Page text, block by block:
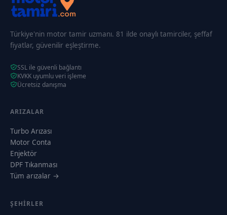
Türkiye'nin motor tamir uzmanı. 81 ilde onaylı tamirciler, şeffaf
fiyatlar, güvenilir eşleştirme.
SSL ile güvenli bağlantı
KVKK uyumlu veri işleme
Ücretsiz danışma
ARIZALAR
Turbo Arızası
Motor Conta
Enjektör
DPF Tıkanması
Tüm arızalar →
ŞEHIRLER